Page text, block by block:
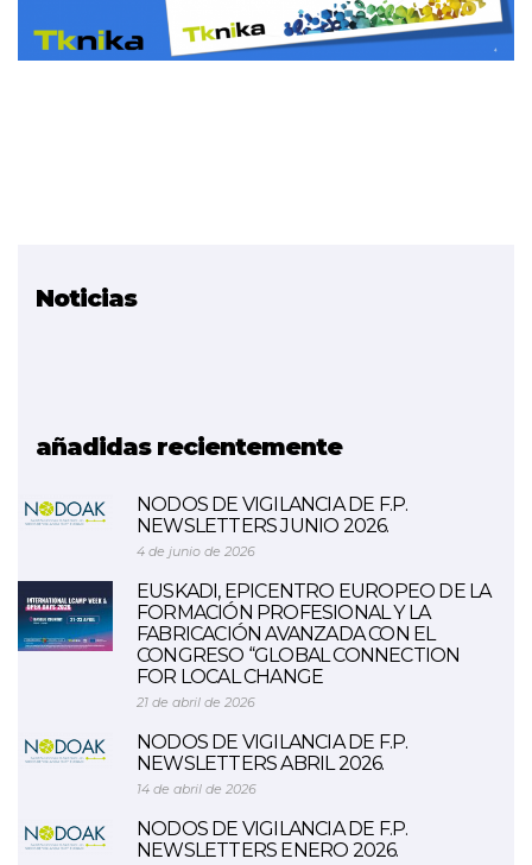
Noticias
añadidas recientemente
NODOS DE VIGILANCIA DE F.P.
NEWSLETTERS JUNIO 2026.
4 de junio de 2026
EUSKADI, EPICENTRO EUROPEO DE LA
FORMACIÓN PROFESIONAL Y LA
FABRICACIÓN AVANZADA CON EL
CONGRESO “GLOBAL CONNECTION
FOR LOCAL CHANGE
21 de abril de 2026
NODOS DE VIGILANCIA DE F.P.
NEWSLETTERS ABRIL 2026.
14 de abril de 2026
NODOS DE VIGILANCIA DE F.P.
NEWSLETTERS ENERO 2026.